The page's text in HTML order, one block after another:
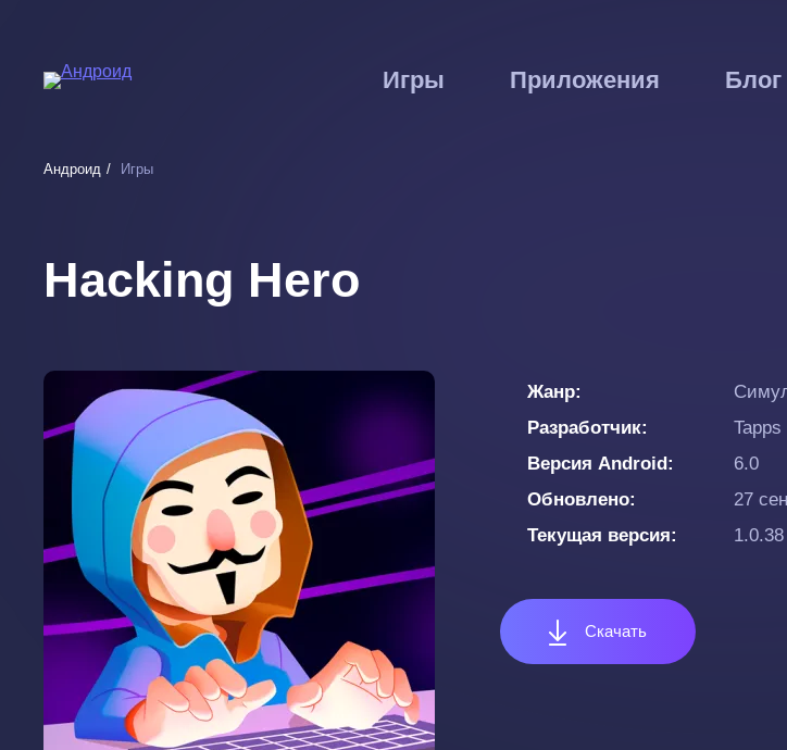
основному
Игры Приложения Блог
Андроид Игры
Hacking Hero
Жанр
Разработчик
Версия Android
6.0
Обновлено
27
Текущая версия
1.0.38
Скачать